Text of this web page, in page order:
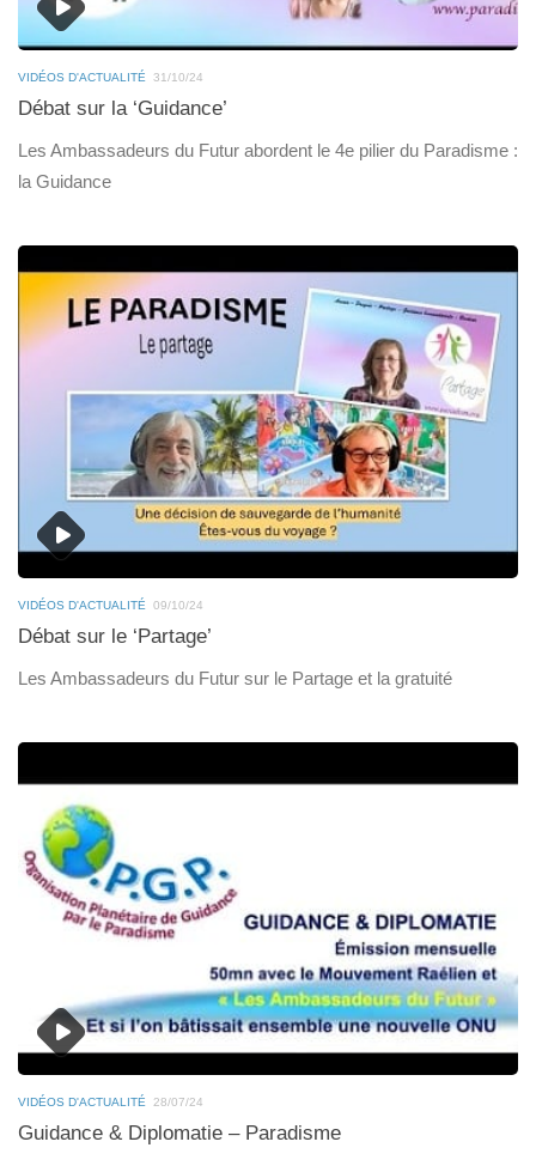
VIDÉOS D'ACTUALITÉ 31/10/24
Débat sur la ‘Guidance’
Les Ambassadeurs du Futur abordent le 4e pilier du Paradisme :
la Guidance
VIDÉOS D'ACTUALITÉ 09/10/24
Débat sur le ‘Partage’
Les Ambassadeurs du Futur sur le Partage et la gratuité
VIDÉOS D'ACTUALITÉ 28/07/24
Guidance & Diplomatie – Paradisme